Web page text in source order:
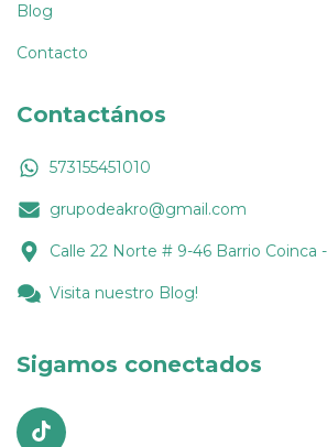
Blog
Contacto
Contactános
573155451010
grupodeakro@gmail.com
Calle 22 Norte # 9-46 Barrio Coinca
Visita nuestro Blog!
Sigamos conectados